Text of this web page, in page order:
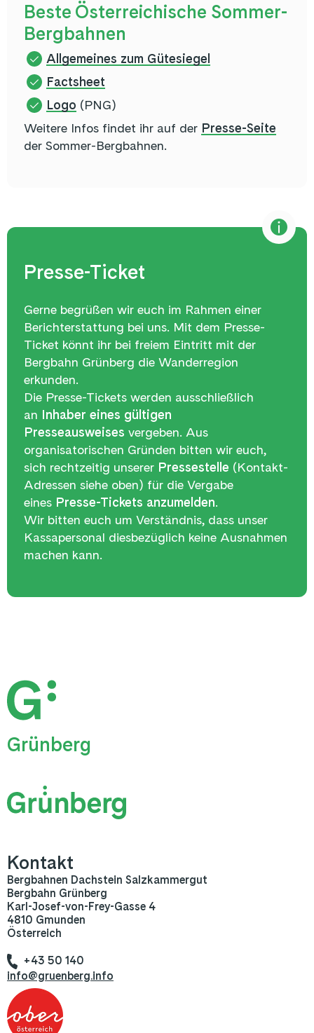
Beste Österreichische Sommer-
Bergbahnen
Allgemeines zum Gütesiegel
Factsheet
Logo (PNG)
Weitere Infos findet ihr auf der Presse-Seite
der Sommer-Bergbahnen.
Presse-Ticket
Gerne begrüßen wir euch im Rahmen einer
Berichterstattung bei uns. Mit dem Presse-
Ticket könnt ihr bei freiem Eintritt mit der
Bergbahn Grünberg die Wanderregion
erkunden.
Die Presse-Tickets werden ausschließlich
an Inhaber eines gültigen
Presseausweises vergeben. Aus
organisatorischen Gründen bitten wir euch,
sich rechtzeitig unserer Pressestelle (Kontakt-
Adressen siehe oben) für die Vergabe
eines Presse-Tickets anzumelden.
Wir bitten euch um Verständnis, dass unser
Kassapersonal diesbezüglich keine Ausnahmen
machen kann.
Grünberg
Kontakt
Bergbahnen Dachstein Salzkammergut
Bergbahn Grünberg
Karl-Josef-von-Frey-Gasse 4
4810 Gmunden
Österreich
+43 50 140
info@gruenberg.info